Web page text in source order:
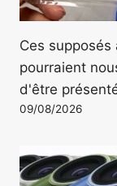
Ces
pourraient
d'être
09/08/2026